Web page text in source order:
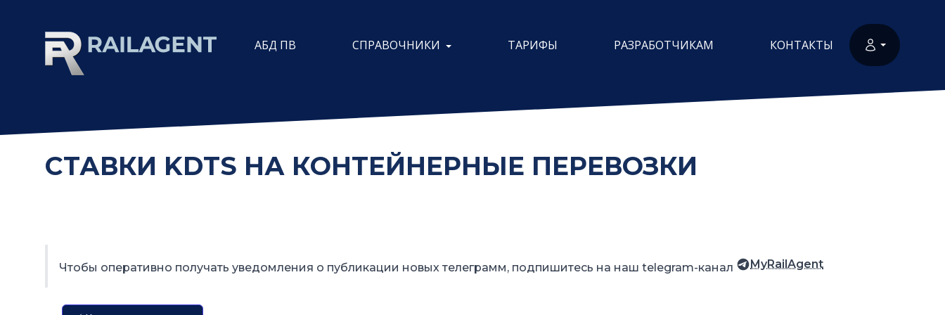
АБД ПВ СПРАВОЧНИКИ ТАРИФЫ РАЗРАБОТЧИКАМ КОНТАКТЫ
СТАВКИ KDTS НА КОНТЕЙНЕРНЫЕ ПЕРЕВОЗКИ
Чтобы оперативно получать уведомления о публикации новых телеграмм, подпишитесь на наш telegram-канал MyRailAgent